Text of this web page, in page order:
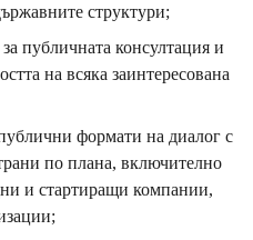
структури;
публичната консултация и
на всяка заинтересована
формати на диалог с
по плана, включително
и стартиращи компании,